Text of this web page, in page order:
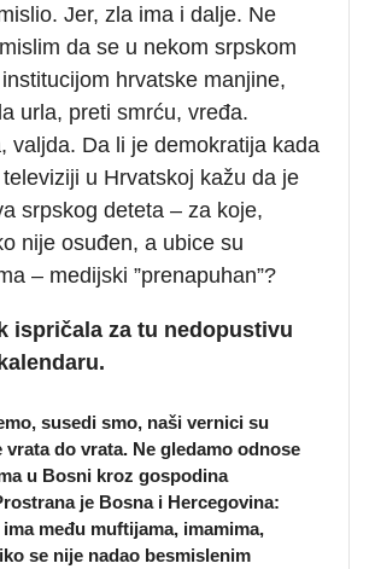
Jer, zla ima i dalje. Ne
da se u nekom srpskom
hrvatske manjine,
urla, preti smrću, vređa.
valjda. Da li je demokratija kada
u Hrvatskoj kažu da je
srpskog deteta – za koje,
nije osuđen, a ubice su
– medijski ”prenapuhan”?
ispričala za tu nedopustivu
susedi smo, naši vernici su
vrata do vrata. Ne gledamo odnose
u Bosni kroz gospodina
je Bosna i Hercegovina:
među muftijama, imamima,
se nije nadao besmislenim